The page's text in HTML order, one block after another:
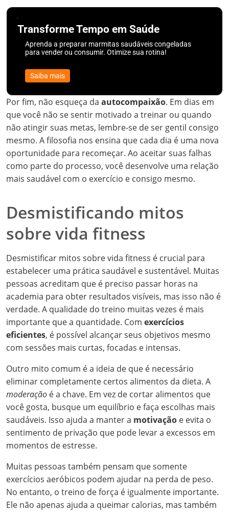
Transforme Tempo em Saúde
Aprenda a preparar marmitas saudáveis congeladas
para vender ou consumir. Otimize sua rotina!
Saiba mais
Por fim, não esqueça da autocompaixão. Em dias em
que você não se sentir motivado a treinar ou quando
não atingir suas metas, lembre-se de ser gentil consigo
mesmo. A filosofia nos ensina que cada dia é uma nova
oportunidade para recomeçar. Ao aceitar suas falhas
como parte do processo, você desenvolve uma relação
mais saudável com o exercício e consigo mesmo.
Desmistificando mitos
sobre vida fitness
Desmistificar mitos sobre vida fitness é crucial para
estabelecer uma prática saudável e sustentável. Muitas
pessoas acreditam que é preciso passar horas na
academia para obter resultados visíveis, mas isso não é
verdade. A qualidade do treino muitas vezes é mais
importante que a quantidade. Com exercícios
eficientes, é possível alcançar seus objetivos mesmo
com sessões mais curtas, focadas e intensas.
Outro mito comum é a ideia de que é necessário
eliminar completamente certos alimentos da dieta. A
moderação é a chave. Em vez de cortar alimentos que
você gosta, busque um equilíbrio e faça escolhas mais
saudáveis. Isso ajuda a manter a motivação e evita o
sentimento de privação que pode levar a excessos em
momentos de estresse.
Muitas pessoas também pensam que somente
exercícios aeróbicos podem ajudar na perda de peso.
No entanto, o treino de força é igualmente importante.
Ele não apenas ajuda a queimar calorias, mas também